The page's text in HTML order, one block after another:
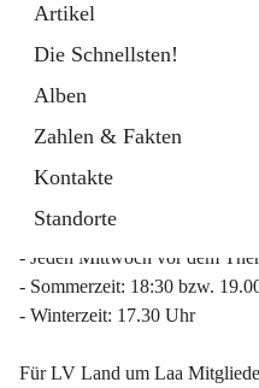
Artikel
Die Schnellsten!
Alben
Zahlen & Fakten
Kontakte
Standorte
Tab
Mitgliederinfo
Lauftreff
- Jeden Mittwoch vor dem
- Sommerzeit: 18:30 bzw.
- Winterzeit: 17.30 Uhr
Für LV Land um Laa